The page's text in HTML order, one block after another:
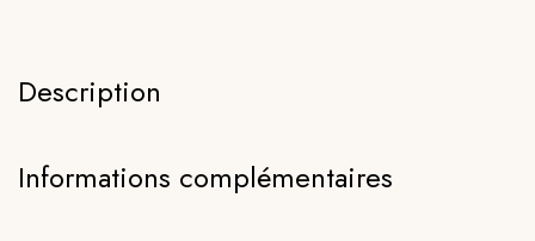
Description
Informations complémentaires